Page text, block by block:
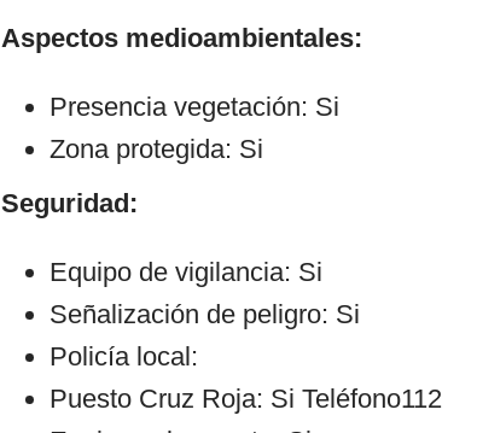
Aspectos medioambientales:
Presencia vegetación: Si
Zona protegida: Si
Seguridad:
Equipo de vigilancia: Si
Señalización de peligro: Si
Policía local:
Puesto Cruz Roja: Si Teléfono112